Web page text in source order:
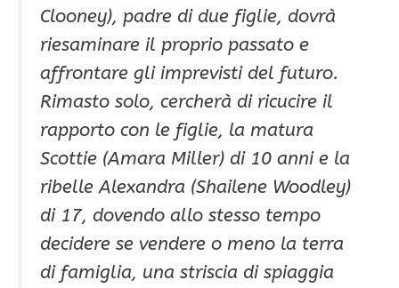
Clooney), padre di due figlie, dovrà
riesaminare il proprio passato e
affrontare gli imprevisti del futuro.
Rimasto solo, cercherà di ricucire il
rapporto con le figlie, la matura
Scottie (Amara Miller) di 10 anni e la
ribelle Alexandra (Shailene Woodley)
di 17, dovendo allo stesso tempo
decidere se vendere o meno la terra
di famiglia, una striscia di spiaggia